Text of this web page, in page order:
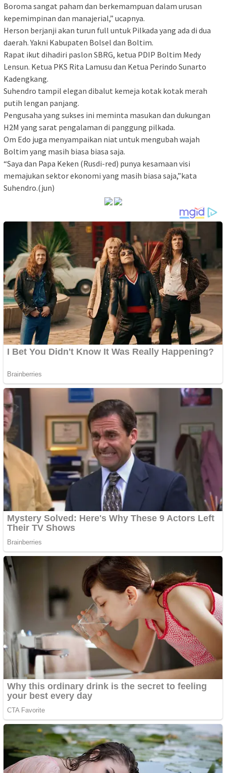
Boroma sangat paham dan berkemampuan dalam urusan
kepemimpinan dan manajerial,” ucapnya.
Herson berjanji akan turun full untuk Pilkada yang ada di dua
daerah. Yakni Kabupaten Bolsel dan Boltim.
Rapat ikut dihadiri paslon SBRG, ketua PDIP Boltim Medy
Lensun. Ketua PKS Rita Lamusu dan Ketua Perindo Sunarto
Kadengkang.
Suhendro tampil elegan dibalut kemeja kotak kotak merah
putih lengan panjang.
Pengusaha yang sukses ini meminta masukan dan dukungan
H2M yang sarat pengalaman di panggung pilkada.
Om Edo juga menyampaikan niat untuk mengubah wajah
Boltim yang masih biasa biasa saja.
“Saya dan Papa Keken (Rusdi-red) punya kesamaan visi
memajukan sektor ekonomi yang masih biasa saja,”kata
Suhendro.(jun)